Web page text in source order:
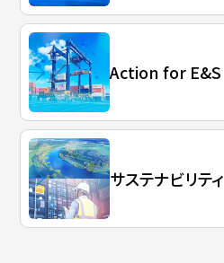
Action for E&S
サステナビリティ